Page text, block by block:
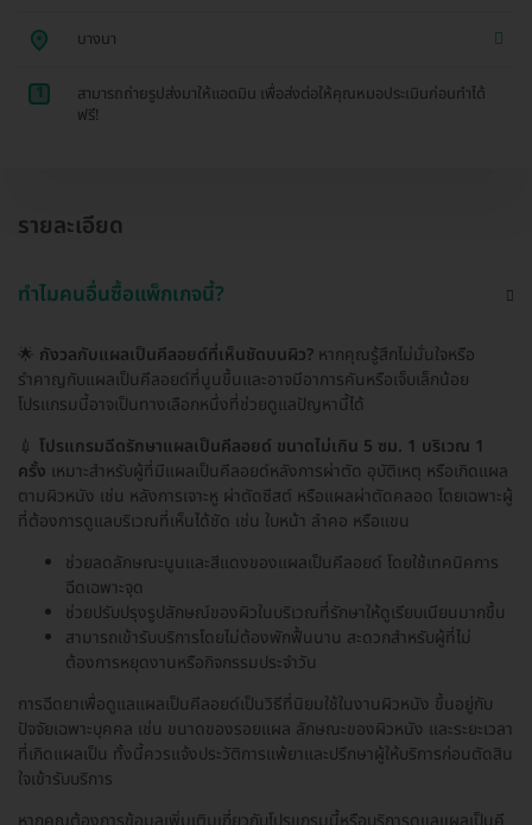
บางนา
1
สามารถถ่ายรูปส่งมาให้แอดมิน เพื่อส่งต่อให้คุณหมอประเมินก่อนทำได้
ฟรี!
รายละเอียด
ทำไมคนอื่นซื้อแพ็กเกจนี้?
🌟 กังวลกับแผลเป็นคีลอยด์ที่เห็นชัดบนผิว? หากคุณรู้สึกไม่มั่นใจหรือ
รำคาญกับแผลเป็นคีลอยด์ที่นูนขึ้นและอาจมีอาการคันหรือเจ็บเล็กน้อย
โปรแกรมนี้อาจเป็นทางเลือกหนึ่งที่ช่วยดูแลปัญหานี้ได้
💉 โปรแกรมฉีดรักษาแผลเป็นคีลอยด์ ขนาดไม่เกิน 5 ซม. 1 บริเวณ 1
ครั้ง เหมาะสำหรับผู้ที่มีแผลเป็นคีลอยด์หลังการผ่าตัด อุบัติเหตุ หรือเกิดแผล
ตามผิวหนัง เช่น หลังการเจาะหู ผ่าตัดซีสต์ หรือแผลผ่าตัดคลอด โดยเฉพาะผู้
ที่ต้องการดูแลบริเวณที่เห็นได้ชัด เช่น ใบหน้า ลำคอ หรือแขน
ช่วยลดลักษณะนูนและสีแดงของแผลเป็นคีลอยด์ โดยใช้เทคนิคการ
ฉีดเฉพาะจุด
ช่วยปรับปรุงรูปลักษณ์ของผิวในบริเวณที่รักษาให้ดูเรียบเนียนมากขึ้น
สามารถเข้ารับบริการโดยไม่ต้องพักฟื้นนาน สะดวกสำหรับผู้ที่ไม่
ต้องการหยุดงานหรือกิจกรรมประจำวัน
การฉีดยาเพื่อดูแลแผลเป็นคีลอยด์เป็นวิธีที่นิยมใช้ในงานผิวหนัง ขึ้นอยู่กับ
ปัจจัยเฉพาะบุคคล เช่น ขนาดของรอยแผล ลักษณะของผิวหนัง และระยะเวลา
ที่เกิดแผลเป็น ทั้งนี้ควรแจ้งประวัติการแพ้ยาและปรึกษาผู้ให้บริการก่อนตัดสิน
ใจเข้ารับบริการ